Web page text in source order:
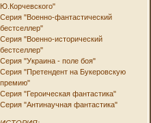
Ю.Корчевского"
Серия "Военно-фантастический
бестселлер"
Серия "Военно-исторический
бестселлер"
Серия "Украина - поле боя"
Серия "Претендент на Букеровскую
премию"
Серия "Героическая фантастика"
Серия "Антинаучная фантастика"